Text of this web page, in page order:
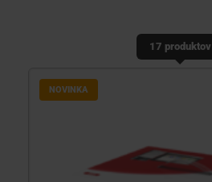
17 produktov
NOVINKA